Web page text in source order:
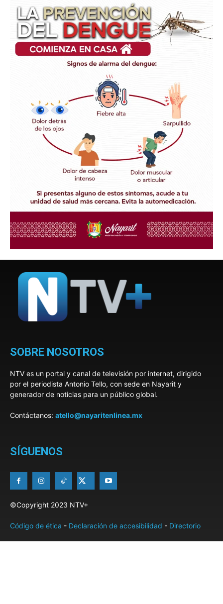
SOBRE NOSOTROS
NTV es un portal y canal de televisión por internet, dirigido
por el periodista Antonio Tello, con sede en Nayarit y
generador de noticias para un público global.
Contáctanos: atello@nayaritenlinea.mx
SÍGUENOS
©Copyright 2023 NTV+
Código de ética - Declaración de accesibilidad - Directorio